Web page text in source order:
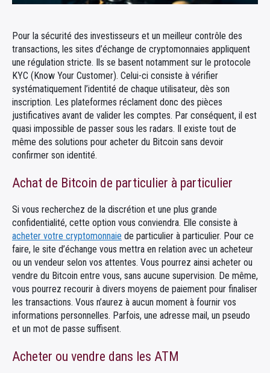
Pour la sécurité des investisseurs et un meilleur contrôle des
transactions, les sites d’échange de cryptomonnaies appliquent
une régulation stricte. Ils se basent notamment sur le protocole
KYC (Know Your Customer). Celui-ci consiste à vérifier
systématiquement l’identité de chaque utilisateur, dès son
inscription. Les plateformes réclament donc des pièces
justificatives avant de valider les comptes. Par conséquent, il est
quasi impossible de passer sous les radars. Il existe tout de
même des solutions pour acheter du Bitcoin sans devoir
confirmer son identité.
Achat de Bitcoin de particulier à particulier
Si vous recherchez de la discrétion et une plus grande
confidentialité, cette option vous conviendra. Elle consiste à
acheter votre cryptomonnaie de particulier à particulier. Pour ce
faire, le site d’échange vous mettra en relation avec un acheteur
ou un vendeur selon vos attentes. Vous pourrez ainsi acheter ou
vendre du Bitcoin entre vous, sans aucune supervision. De même,
vous pourrez recourir à divers moyens de paiement pour finaliser
les transactions. Vous n’aurez à aucun moment à fournir vos
informations personnelles. Parfois, une adresse mail, un pseudo
et un mot de passe suffisent.
Acheter ou vendre dans les ATM